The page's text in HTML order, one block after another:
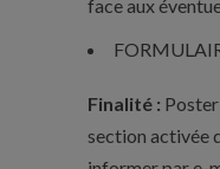
face aux
Finalité :
section activée